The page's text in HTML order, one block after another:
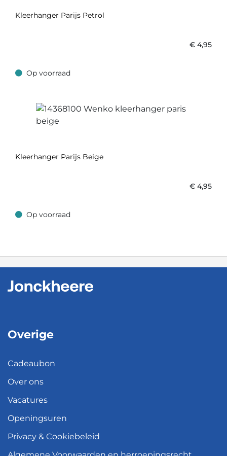
Kleerhanger Parijs Petrol
€ 4,95
Op voorraad
Op voorraad
Kleerhanger Parijs Beige
€ 4,95
Op voorraad
Op voorraad
Overige
Cadeaubon
Over ons
Vacatures
Openingsuren
Privacy & Cookiebeleid